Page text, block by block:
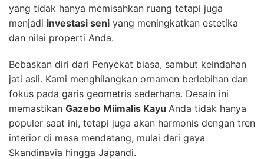
yang tidak hanya memisahkan ruang tetapi juga
menjadi investasi seni yang meningkatkan estetika
dan nilai properti Anda.
Bebaskan diri dari Penyekat biasa, sambut keindahan
jati asli. Kami menghilangkan ornamen berlebihan dan
fokus pada garis geometris sederhana. Desain ini
memastikan Gazebo Miimalis Kayu Anda tidak hanya
populer saat ini, tetapi juga akan harmonis dengan tren
interior di masa mendatang, mulai dari gaya
Skandinavia hingga Japandi.